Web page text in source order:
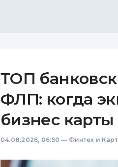
ТОП
ФЛП: когда
бизнес
04.08.2026, 06:50 — Финтех и